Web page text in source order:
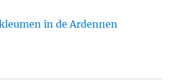
in de Ardennen